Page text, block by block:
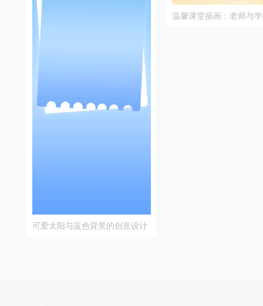
可爱太阳与蓝色背景的创意设计
温馨课堂插画：老师与